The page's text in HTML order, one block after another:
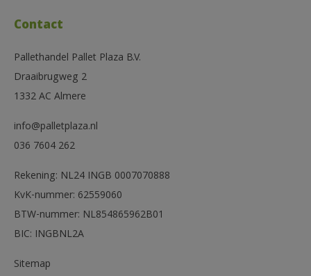
Contact
Pallethandel Pallet Plaza B.V.
Draaibrugweg 2
1332 AC Almere
info@palletplaza.nl
036 7604 262
Rekening: NL24 INGB 0007070888
KvK-nummer: 62559060
BTW-nummer: NL854865962B01
BIC: INGBNL2A
Sitemap